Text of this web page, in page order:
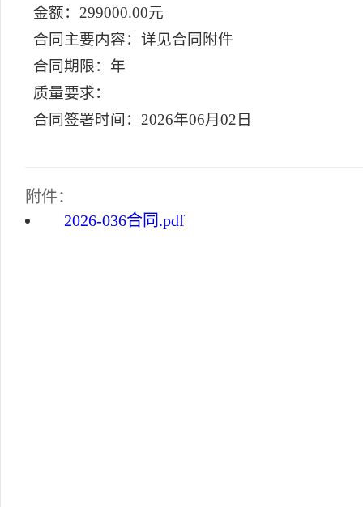
金额：299000.00元
合同主要内容：详见合同附件
合同期限：年
质量要求：
合同签署时间：2026年06月02日
附件：
2026-036合同.pdf